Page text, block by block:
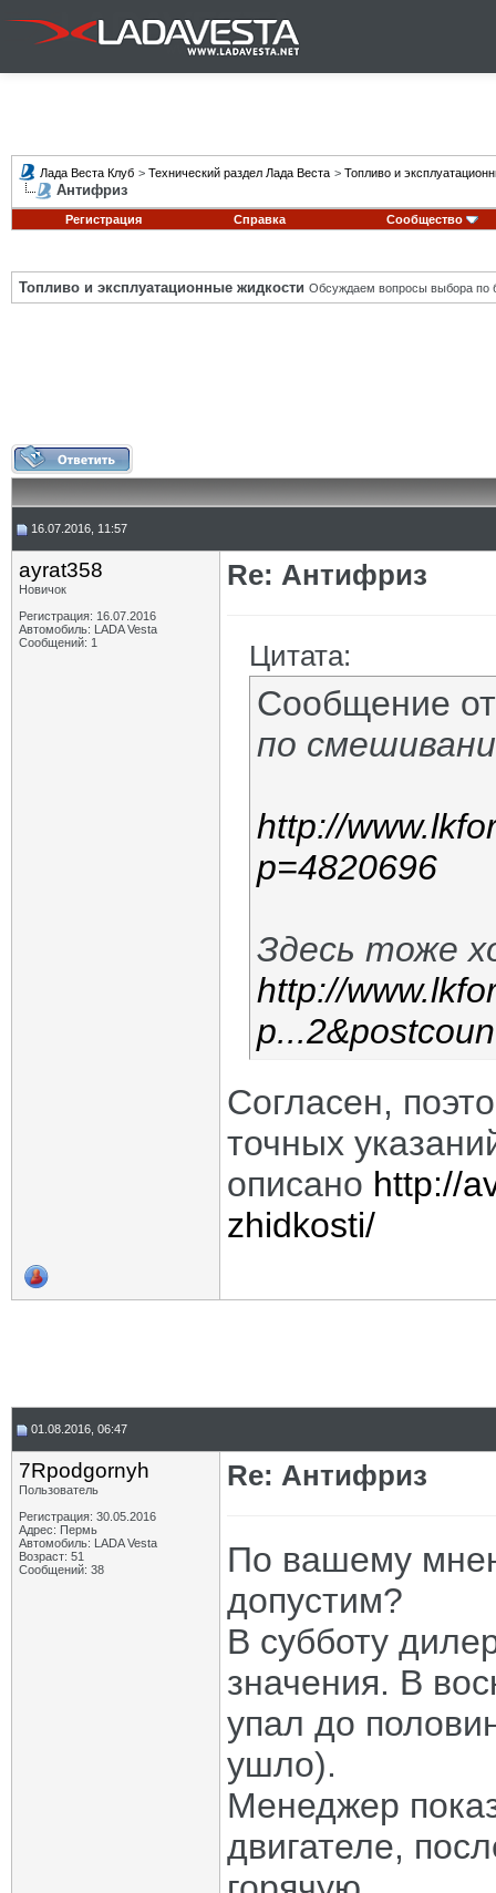
Лада Веста Клуб > Технический раздел Лада Веста > Топливо и
Антифриз
Регистрация Справка Сообщество
Топливо и эксплуатационные жидкости Обсуждаем вопросы выбора по
16.07.2016, 11:57
ayrat358
Новичок
Регистрация: 16.07.2016
Автомобиль: LADA Vesta
Сообщений: 1
Re: Антифриз
Цитата:
Сообщение
по
http://
p=4820696
Здесь тоже
http://
Согласен,
точных
описано http://
zhidkosti/
01.08.2016, 06:47
7Rpodgornyh
Пользователь
Регистрация: 30.05.2016
Адрес: Пермь
Автомобиль: LADA Vesta
Возраст: 51
Сообщений: 38
Re: Антифриз
По вашему
допустим?
В субботу
значения. В
упал до
ушло).
Менеджер
двигателе,